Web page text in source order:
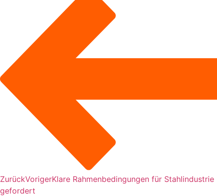
ZurückVorigerKlare Rahmenbedingungen für Stahlindustrie
gefordert